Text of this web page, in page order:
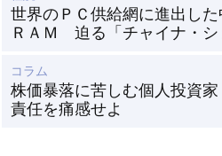
世界のＰＣ供給網に進出した
ＲＡＭ 迫る「チャイナ・シ
コラム
株価暴落に苦しむ個人投資
責任を痛感せよ